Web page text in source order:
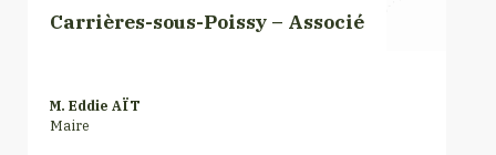
Carrières-sous-Poissy – Associé
M. Eddie AÏT
Maire